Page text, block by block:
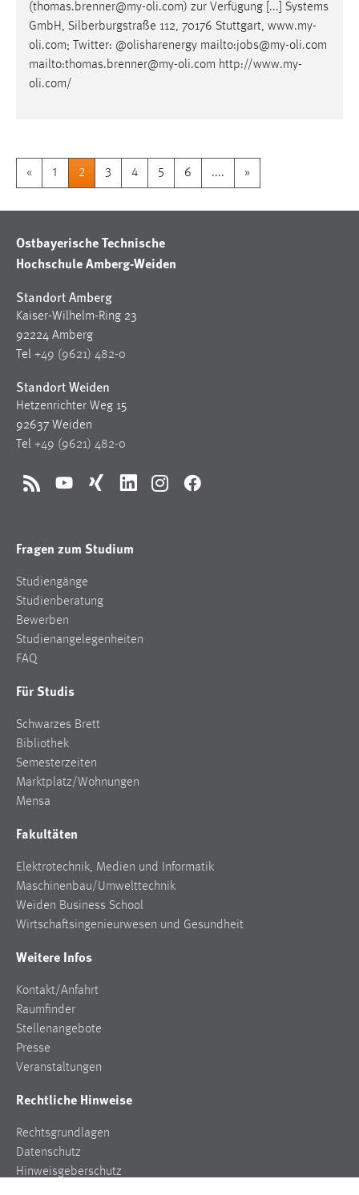
(thomas.brenner@my-oli.com) zur Verfügung [...] Systems
GmbH, Silberburgstraße 112, 70176 Stuttgart, www.my-
oli.com; Twitter: @olisharenergy mailto:jobs@my-oli.com
mailto:thomas.brenner@my-oli.com http://www.my-
oli.com/
« 1 2 3 4 5 6 .... »
Ostbayerische Technische
Hochschule Amberg-Weiden
Standort Amberg
Kaiser-Wilhelm-Ring 23
92224 Amberg
Tel +49 (9621) 482-0
Standort Weiden
Hetzenrichter Weg 15
92637 Weiden
Tel +49 (9621) 482-0
RSS YouTubeXing LinkedInInstagramFacebook
Fragen zum Studium
Studiengänge
Studienberatung
Bewerben
Studienangelegenheiten
FAQ
Für Studis
Schwarzes Brett
Bibliothek
Semesterzeiten
Marktplatz/Wohnungen
Mensa
Fakultäten
Elektrotechnik, Medien und Informatik
Maschinenbau/Umwelttechnik
Weiden Business School
Wirtschaftsingenieurwesen und Gesundheit
Weitere Infos
Kontakt/Anfahrt
Raumfinder
Stellenangebote
Presse
Veranstaltungen
Rechtliche Hinweise
Rechtsgrundlagen
Datenschutz
Hinweisgeberschutz